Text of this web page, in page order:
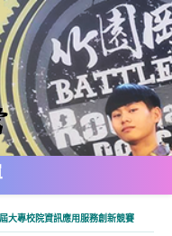
大專校院資訊應用服務創新競賽